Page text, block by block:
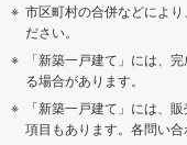
市区町村の合併などによ
ださい。
「新築一戸建て」には、
る場合があります。
「新築一戸建て」には、
項目もあります。各問い合